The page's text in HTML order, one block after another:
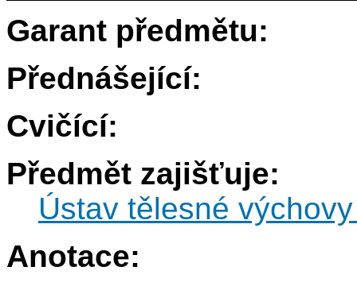
Garant předmětu:
Přednášející:
Cvičící:
Předmět zajišťuje:
Ústav tělesné
Anotace: